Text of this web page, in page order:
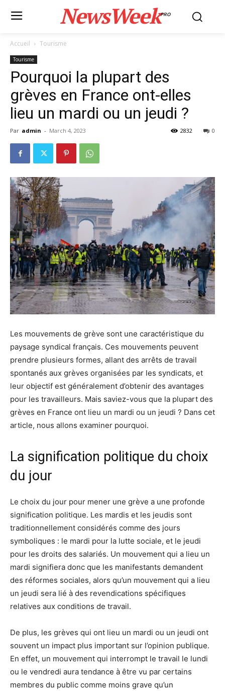
NewsWeekPRO
Accueil Tourisme
Tourisme
Pourquoi la plupart des
grèves en France ont-elles
lieu un mardi ou un jeudi ?
Par admin - March 4, 2023 0
2832
Les mouvements de grève sont une caractéristique du
paysage syndical français. Ces mouvements peuvent
prendre plusieurs formes, allant des arrêts de travail
spontanés aux grèves organisées par les syndicats, et
leur objectif est généralement d’obtenir des avantages
pour les travailleurs. Mais saviez-vous que la plupart des
grèves en France ont lieu un mardi ou un jeudi ? Dans cet
article, nous allons examiner pourquoi.
La signification politique du choix
du jour
Le choix du jour pour mener une grève a une profonde
signification politique. Les mardis et les jeudis sont
traditionnellement considérés comme des jours
symboliques : le mardi pour la lutte sociale, et le jeudi
pour les droits des salariés. Un mouvement qui a lieu un
mardi signifiera donc que les manifestants demandent
des réformes sociales, alors qu’un mouvement qui a lieu
un jeudi sera lié à des revendications spécifiques
relatives aux conditions de travail.
De plus, les grèves qui ont lieu un mardi ou un jeudi ont
souvent un impact plus important sur l’opinion publique.
En effet, un mouvement qui interrompt le travail le lundi
ou le vendredi aura tendance à être vu par certains
membres du public comme moins grave qu’un